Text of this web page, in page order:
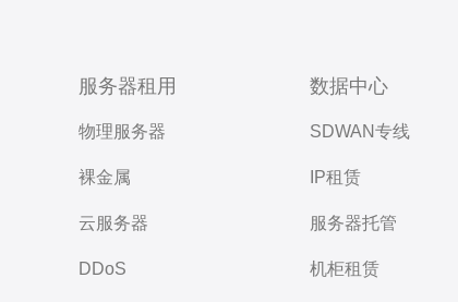
服务器租用
物理服务器
裸金属
云服务器
DDoS
数据中心
SDWAN专线
IP租赁
服务器托管
机柜租赁